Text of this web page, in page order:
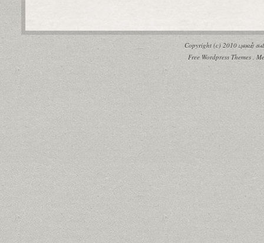
Copyright (c) 2010 புலவர்
Free Wordpress Themes ,